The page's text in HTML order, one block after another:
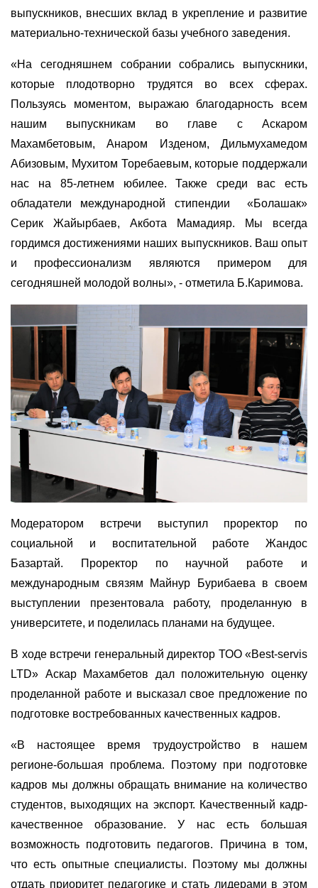
выпускников, внесших вклад в укрепление и развитие
материально-технической базы учебного заведения.
«На сегодняшнем собрании собрались выпускники,
которые плодотворно трудятся во всех сферах.
Пользуясь моментом, выражаю благодарность всем
нашим выпускникам во главе с Аскаром
Махамбетовым, Анаром Изденом, Дильмухамедом
Абизовым, Мухитом Торебаевым, которые поддержали
нас на 85-летнем юбилее. Также среди вас есть
обладатели международной стипендии «Болашак»
Серик Жайырбаев, Акбота Мамадияр. Мы всегда
гордимся достижениями наших выпускников. Ваш опыт
и профессионализм являются примером для
сегодняшней молодой волны», - отметила Б.Каримова.
Модератором встречи выступил проректор по
социальной и воспитательной работе Жандос
Базартай. Проректор по научной работе и
международным связям Майнур Бурибаева в своем
выступлении презентовала работу, проделанную в
университете, и поделилась планами на будущее.
В ходе встречи генеральный директор ТОО «Best-servis
LTD» Аскар Махамбетов дал положительную оценку
проделанной работе и высказал свое предложение по
подготовке востребованных качественных кадров.
«В настоящее время трудоустройство в нашем
регионе-большая проблема. Поэтому при подготовке
кадров мы должны обращать внимание на количество
студентов, выходящих на экспорт. Качественный кадр-
качественное образование. У нас есть большая
возможность подготовить педагогов. Причина в том,
что есть опытные специалисты. Поэтому мы должны
отдать приоритет педагогике и стать лидерами в этом